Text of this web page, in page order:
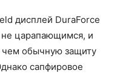
дисплей DuraForce
не царапающимся, и
чем обычную защиту
сапфировое